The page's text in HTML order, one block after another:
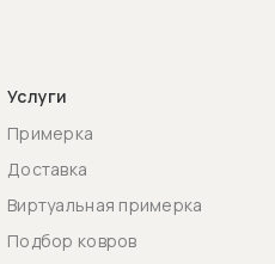
Услуги
Примерка
Доставка
Виртуальная примерка
Подбор ковров